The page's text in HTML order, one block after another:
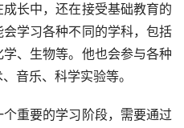
长中，还在接受基础教育的
学习各种不同的学科，包括
、生物等。他也会参与各种
音乐、科学实验等。
重要的学习阶段，需要通过